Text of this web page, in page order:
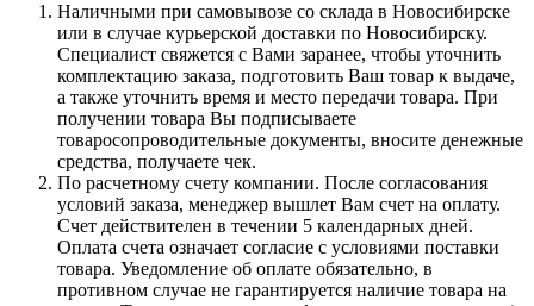
Наличными при самовывозе со склада в Новосибирске
или в случае курьерской доставки по Новосибирску.
Специалист свяжется с Вами заранее, чтобы уточнить
комплектацию заказа, подготовить Ваш товар к выдаче,
а также уточнить время и место передачи товара. При
получении товара Вы подписываете
товаросопроводительные документы, вносите денежные
средства, получаете чек.
По расчетному счету компании. После согласования
условий заказа, менеджер вышлет Вам счет на оплату.
Счет действителен в течении 5 календарных дней.
Оплата счета означает согласие с условиями поставки
товара. Уведомление об оплате обязательно, в
противном случае не гарантируется наличие товара на